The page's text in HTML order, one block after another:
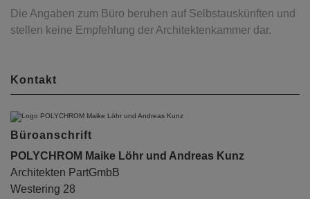
Die Angaben zum Büro beruhen auf Selbstauskünften und
stellen keine Empfehlung der Architektenkammer dar.
Kontakt
Büroanschrift
POLYCHROM Maike Löhr und Andreas Kunz
Architekten PartGmbB
Westering 28